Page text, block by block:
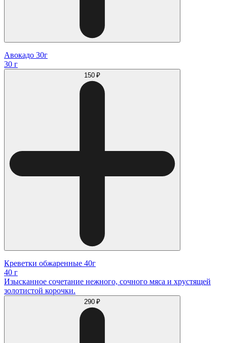
Авокадо 30г
30 г
150 ₽
Креветки обжаренные 40г
40 г
Изысканное сочетание нежного, сочного мяса и хрустящей
золотистой корочки.
290 ₽